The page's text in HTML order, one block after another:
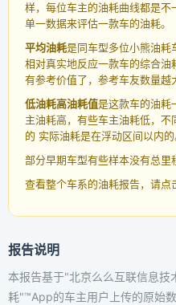
样，每位车主的油耗曲线都是
单一数据来评估一款车的油耗。
平均油耗是同车型多位小熊油耗
相对真实地反应一款车的综合
有参考价值了，参考车友数量越
低油耗高油耗值是这款车的油耗
主油耗高，有些车主油耗低，
的 实际油耗是在浮动区间以内的
部分早期车型有些样本没有总里
查看整个车系的油耗报告，请点
报告说明
本报告基于"北京么么互联信息技
耗"™App的车主用户上传的原始